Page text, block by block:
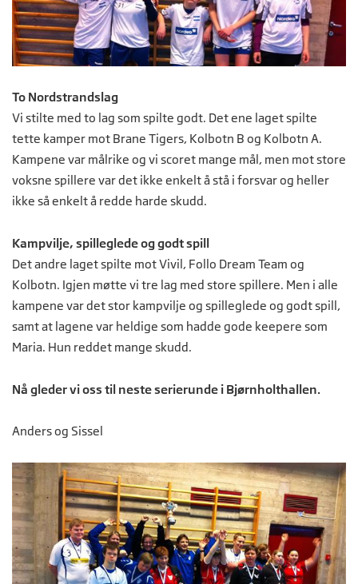
To Nordstrandslag
Vi stilte med to lag som spilte godt. Det ene laget spilte
tette kamper mot Brane Tigers, Kolbotn B og Kolbotn A.
Kampene var målrike og vi scoret mange mål, men mot store
voksne spillere var det ikke enkelt å stå i forsvar og heller
ikke så enkelt å redde harde skudd.
Kampvilje, spilleglede og godt spill
Det andre laget spilte mot Vivil, Follo Dream Team og
Kolbotn. Igjen møtte vi tre lag med store spillere. Men i alle
kampene var det stor kampvilje og spilleglede og godt spill,
samt at lagene var heldige som hadde gode keepere som
Maria. Hun reddet mange skudd.
Nå gleder vi oss til neste serierunde i Bjørnholthallen.
Anders og Sissel